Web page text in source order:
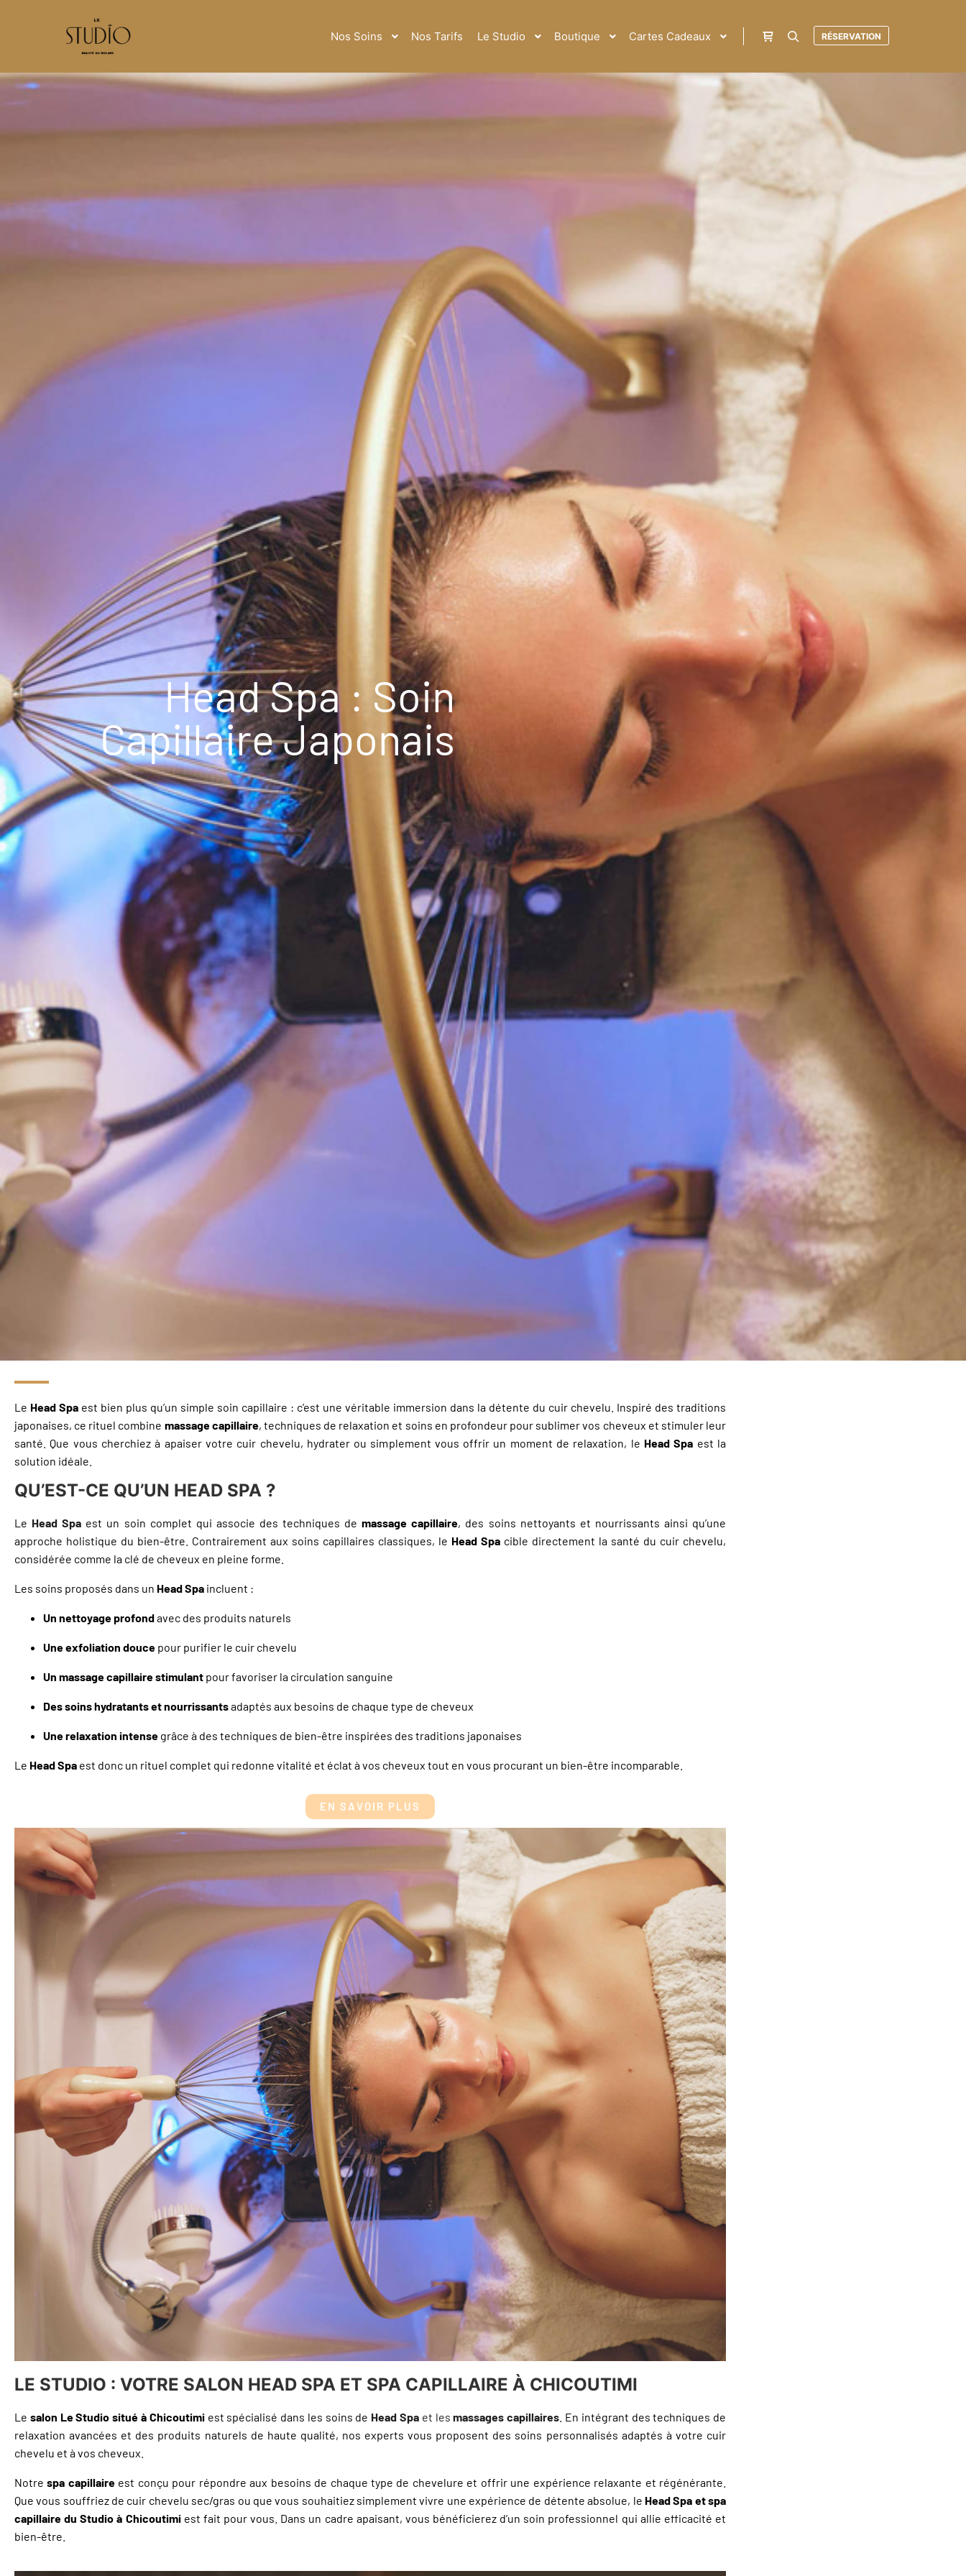
Nos Soins Nos Tarifs Le Studio Boutique Cartes Cadeaux RÉSERVATION
Head Spa : Soin
Capillaire Japonais
Le Head Spa est bien plus qu’un simple soin capillaire : c’est une véritable immersion dans la détente du cuir chevelu. Inspiré des traditions
japonaises, ce rituel combine massage capillaire, techniques de relaxation et soins en profondeur pour sublimer vos cheveux et stimuler leur
santé. Que vous cherchiez à apaiser votre cuir chevelu, hydrater ou simplement vous offrir un moment de relaxation, le Head Spa est la
solution idéale.
QU’EST-CE QU’UN HEAD SPA ?
Le Head Spa est un soin complet qui associe des techniques demassage capillaire, des soins nettoyants et nourrissants ainsi qu’une
approche holistique du bien-être. Contrairement aux soins capillaires classiques, le Head Spa cible directement la santé du cuir chevelu,
considérée comme la clé de cheveux en pleine forme.
Les soins proposés dans un Head Spa incluent :
Un nettoyage profondavec des produits naturels
Une exfoliation douce pour purifier le cuir chevelu
Un massage capillaire stimulant pour favoriser la circulation sanguine
Des soins hydratants et nourrissantsadaptés aux besoins de chaque type de cheveux
Une relaxation intense grâce à des techniques de bien-être inspirées des traditions japonaises
Le Head Spa est donc un rituel complet qui redonne vitalité et éclat à vos cheveux tout en vous procurant un bien-être incomparable.
EN SAVOIR PLUS
LE STUDIO : VOTRE SALON HEAD SPA ET SPA CAPILLAIRE À CHICOUTIMI
Le salon Le Studio situé à Chicoutimiest spécialisé dans les soins de Head Spa et lesmassages capillaires . En intégrant des techniques de
relaxation avancées et des produits naturels de haute qualité, nos experts vous proposent des soins personnalisés adaptés à votre cuir
chevelu et à vos cheveux.
Notrespa capillaireest conçu pour répondre aux besoins de chaque type de chevelure et offrir une expérience relaxante et régénérante.
Que vous souffriez de cuir chevelu sec/gras ou que vous souhaitiez simplement vivre une expérience de détente absolue, le Head Spa et spa
capillaire du Studio à Chicoutimiest fait pour vous. Dans un cadre apaisant, vous bénéficierez d’un soin professionnel qui allie efficacité et
bien-être.